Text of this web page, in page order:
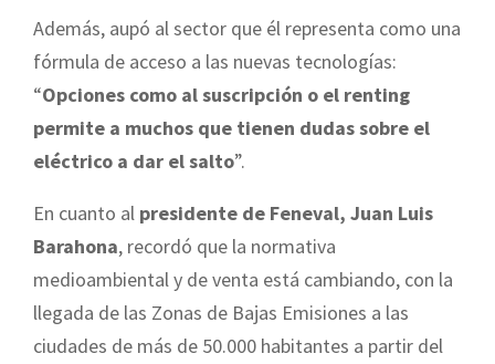
Además, aupó al sector que él representa como una
fórmula de acceso a las nuevas tecnologías:
“Opciones como al suscripción o el renting
permite a muchos que tienen dudas sobre el
eléctrico a dar el salto”.
En cuanto al presidente de Feneval, Juan Luis
Barahona, recordó que la normativa
medioambiental y de venta está cambiando, con la
llegada de las Zonas de Bajas Emisiones a las
ciudades de más de 50.000 habitantes a partir del